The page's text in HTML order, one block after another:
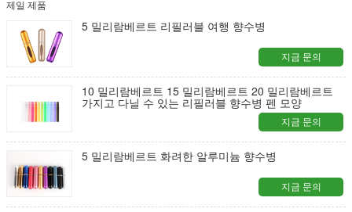
제일 제품
5 밀리람베르트 리필러블 여행 향수병
지금 문의
10 밀리람베르트 15 밀리람베르트 20 밀리람베르트
가지고 다닐 수 있는 리필러블 향수병 펜 모양
지금 문의
5 밀리람베르트 화려한 알루미늄 향수병
지금 문의